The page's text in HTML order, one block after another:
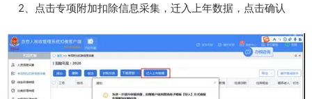
2、点击专项附加扣除信息采集，迁入上年数据，点击确认